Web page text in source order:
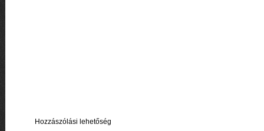
Hozzászólási lehetőség